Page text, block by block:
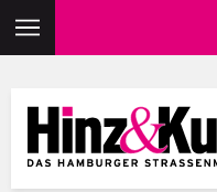
Inhalt